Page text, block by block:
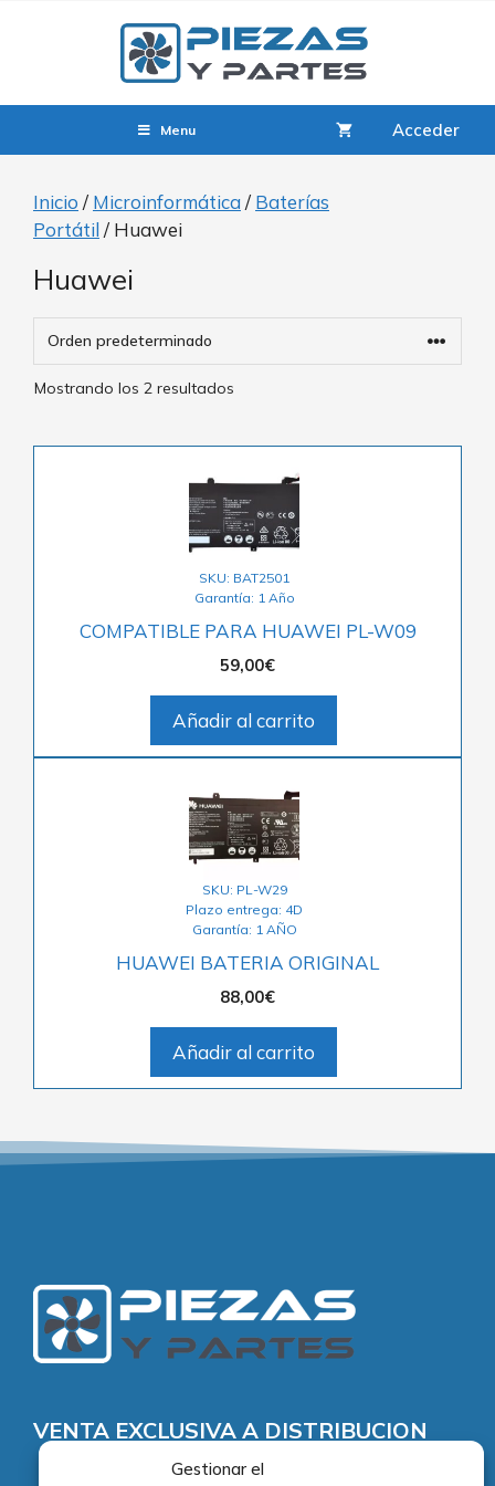
Gestionar el
Menu Acceder
Inicio / Microinformática/ Baterías
Portátil/ Huawei
Huawei
Mostrando los 2 resultados
SKU: BAT2501
Garantía: 1 Año
COMPATIBLE PARA HUAWEI PL-W09
59,00€
Añadir al carrito
SKU: PL-W29
Plazo entrega: 4D
Garantía: 1 AÑO
HUAWEI BATERIA ORIGINAL
88,00€
Añadir al carrito
VENTA EXCLUSIVA A DISTRIBUCION